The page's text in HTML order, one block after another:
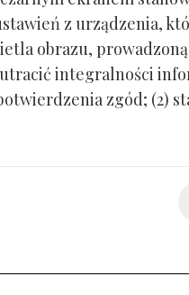
z urządzenia,
obrazu,
integralności
zgód; (2)